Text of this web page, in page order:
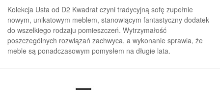
Kolekcja Usta od D2 Kwadrat czyni tradycyjną sofę zupełnie
nowym, unikatowym meblem, stanowiącym fantastyczny dodatek
do wszelkiego rodzaju pomieszczeń. Wytrzymałość
poszczególnych rozwiązań zachwyca, a wykonanie sprawia, że
meble są ponadczasowym pomysłem na długie lata.